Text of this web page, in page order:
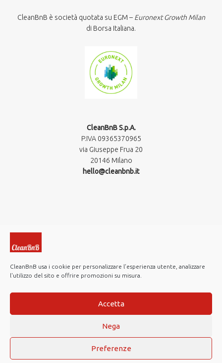
CleanBnB usa i cookie per personalizzare l'esperienza utente, analizzare
l'utilizzo del sito e offrire promozioni su misura.
Accetta
Nega
Preferenze
CleanBnB è società quotata su EGM – Euronext Growth Milan
di Borsa Italiana.
CleanBnB S.p.A.
P.IVA 09365370965​
via Giuseppe Frua 20
20146 Milano
hello@cleanbnb.it
Investor Relations
Note Legali
Privacy policy
Cookie Policy
Web Agency